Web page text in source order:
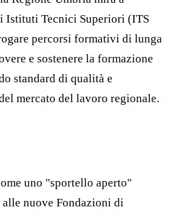
Istituti Tecnici Superiori (ITS
percorsi formativi di lunga
e sostenere la formazione
standard di qualità e
mercato del lavoro regionale.
uno "sportello aperto"
alle nuove Fondazioni di